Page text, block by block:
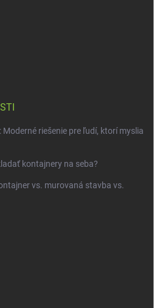
riešenie pre ľudí, ktorí myslia
kontajnery na seba?
vs. murovaná stavba vs.